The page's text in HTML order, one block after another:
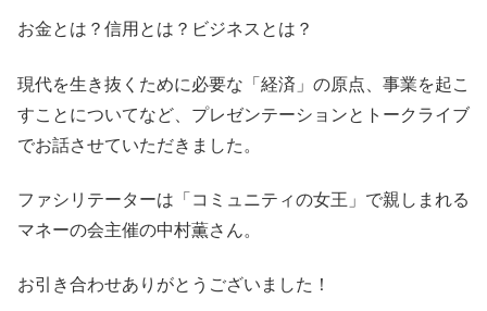
お金とは？信用とは？ビジネスとは？
現代を生き抜くために必要な「経済」の原点、事業を起こ
すことについてなど、プレゼンテーションとトークライブ
でお話させていただきました。
ファシリテーターは「コミュニティの女王」で親しまれる
マネーの会主催の中村薫さん。
お引き合わせありがとうございました！